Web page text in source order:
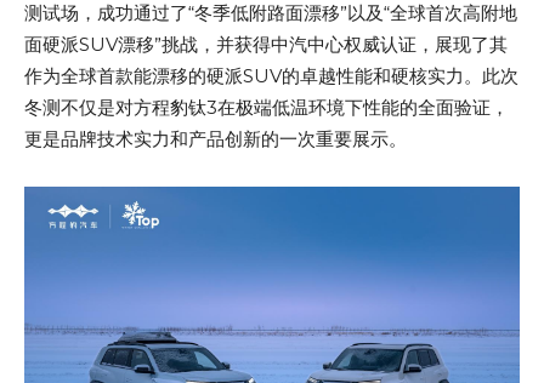
测试场，成功通过了“冬季低附路面漂移”以及“全球首次高附地
面硬派SUV漂移”挑战，并获得中汽中心权威认证，展现了其
作为全球首款能漂移的硬派SUV的卓越性能和硬核实力。此次
冬测不仅是对方程豹钛3在极端低温环境下性能的全面验证，
更是品牌技术实力和产品创新的一次重要展示。